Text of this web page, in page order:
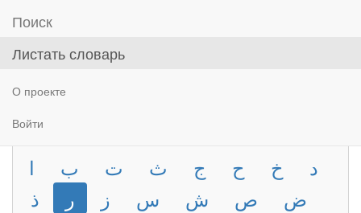
Поиск
Листать словарь
О проекте
Войти
ا ب ت ث ج ح خ
د
ذ
ر ز س ش ص
ض